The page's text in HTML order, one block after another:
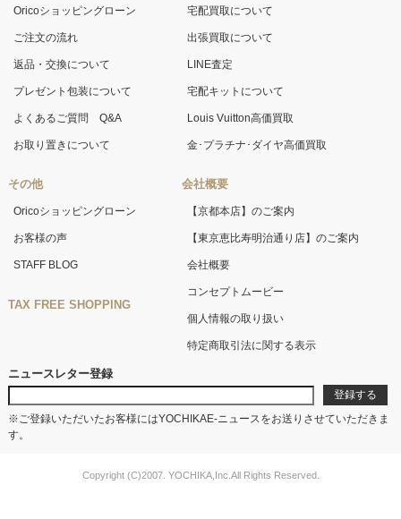
Oricoショッピングローン
ご注文の流れ
返品・交換について
プレゼント包装について
よくあるご質問 Q&A
お取り置きについて
その他
Oricoショッピングローン
お客様の声
STAFF BLOG
TAX FREE SHOPPING
宅配買取について
出張買取について
LINE査定
宅配キットについて
Louis Vuitton高価買取
金･プラチナ･ダイヤ高価買取
会社概要
【京都本店】のご案内
【東京恵比寿明治通り店】のご案内
会社概要
コンセプトムービー
個人情報の取り扱い
特定商取引法に関する表示
ニュースレター登録
※ご登録いただいたお客様にはYOCHIKAE-ニュースをお送りさせていただきま
す。
Copyright (C)2007. YOCHIKA,Inc.All Rights Reserved.